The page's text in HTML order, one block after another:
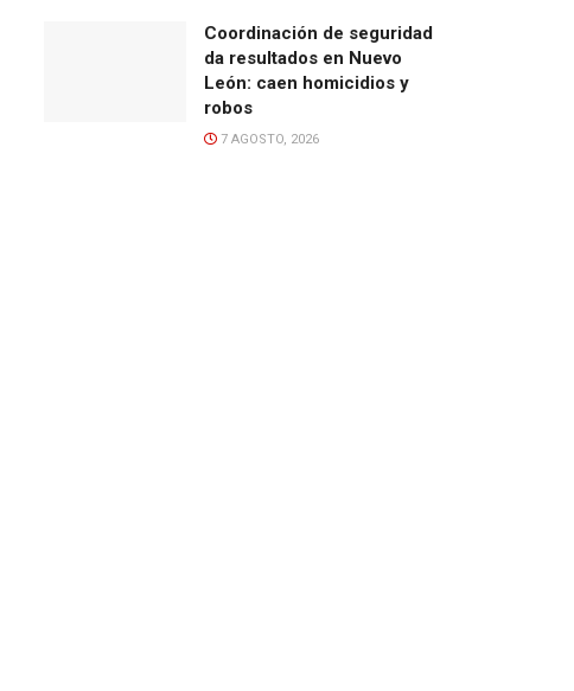
Coordinación de seguridad
da resultados en Nuevo
León: caen homicidios y
robos
7 AGOSTO, 2026